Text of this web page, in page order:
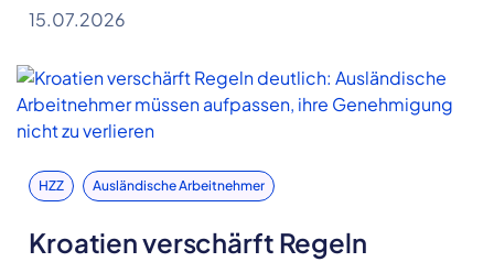
15.07.2026
HZZ Ausländische Arbeitnehmer
Kroatien verschärft Regeln